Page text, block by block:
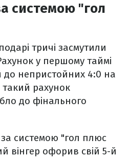
системою "гол
тричі засмутили
у першому таймі
непристойних 4:0 на
такий рахунок
до фінального
системою "гол плюс
вінгер офорив свій 5-й